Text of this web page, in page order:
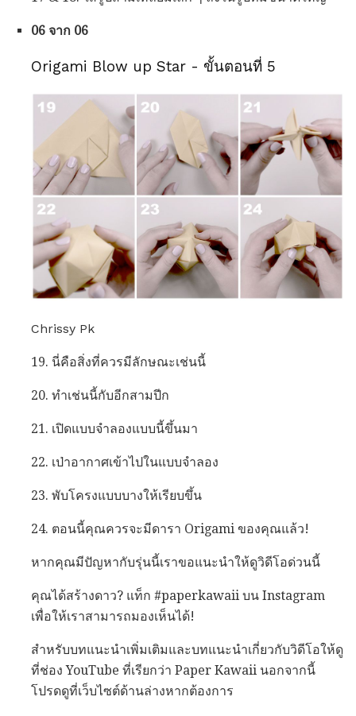
06 จาก 06
Origami Blow up Star - ขั้นตอนที่ 5
Chrissy Pk
19. นี่คือสิ่งที่ควรมีลักษณะเช่นนี้
20. ทำเช่นนี้กับอีกสามปีก
21. เปิดแบบจำลองแบบนี้ขึ้นมา
22. เป่าอากาศเข้าไปในแบบจำลอง
23. พับโครงแบบบางให้เรียบขึ้น
24. ตอนนี้คุณควรจะมีดารา Origami ของคุณแล้ว!
หากคุณมีปัญหากับรุ่นนี้เราขอแนะนำให้ดูวิดีโอด่วนนี้
คุณได้สร้างดาว? แท็ก #paperkawaii บน Instagram
เพื่อให้เราสามารถมองเห็นได้!
สำหรับบทแนะนำเพิ่มเติมและบทแนะนำเกี่ยวกับวิดีโอให้ดู
ที่ช่อง YouTube ที่เรียกว่า Paper Kawaii นอกจากนี้
โปรดดูที่เว็บไซต์ด้านล่างหากต้องการ